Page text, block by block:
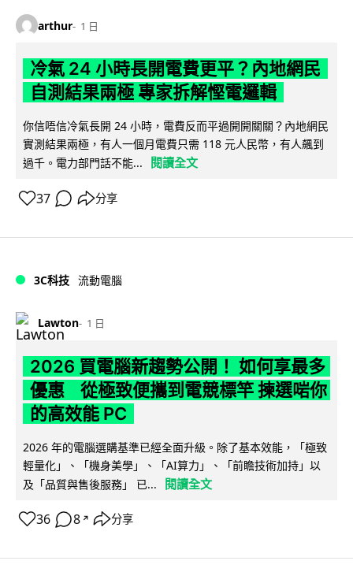
arthur 1 日
冷氣 24 小時長開電費更平？內地網民
自測結果兩極 專家拆解慳電邏輯
你信唔信冷氣長開 24 小時，電費反而平過開開關關？內地網民
實測結果兩極，有人一個月電費只需 118 元人民幣，有人飆到
過千。電力部門話不能...
閱讀全文
37 分享
3C科技 流動電腦
Lawton 1 日
2026 買電腦新趨勢公開！ 如何享最多
優惠 從極致便攜到電競標竿 揀選啱你
的高效能 PC
2026 年的電腦選購基準已經全面升級。除了基本效能，「極致
輕量化」、「機身美學」、「AI算力」、「前瞻技術加持」以
及「品質與售後服務」 已...
閱讀全文
36 8 ↗ 分享